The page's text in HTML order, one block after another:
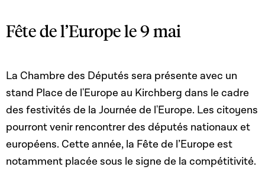
Fête de l’Europe le 9 mai
La Chambre des Députés sera présente avec un
stand Place de l'Europe au Kirchberg dans le cadre
des festivités de la Journée de l'Europe. Les citoyens
pourront venir rencontrer des députés nationaux et
européens. Cette année, la Fête de l’Europe est
notamment placée sous le signe de la compétitivité.